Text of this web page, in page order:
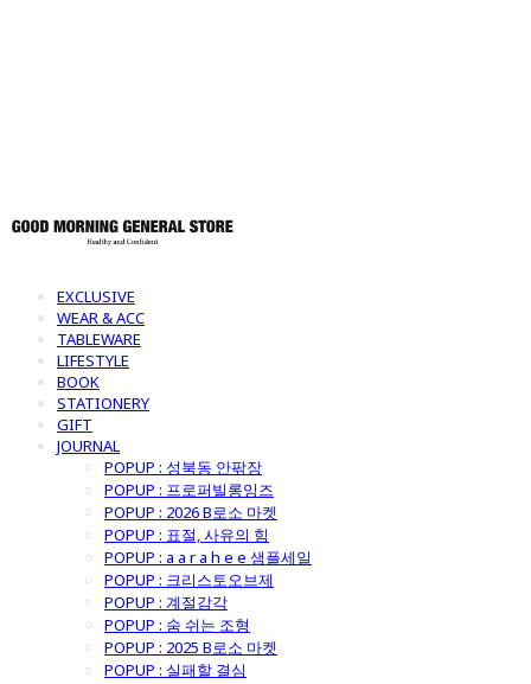
EXCLUSIVE
WEAR & ACC
TABLEWARE
LIFESTYLE
BOOK
STATIONERY
GIFT
JOURNAL
POPUP : 성북동 안팎장
POPUP : 프로퍼빌롱잉즈
POPUP : 2026 B로소 마켓
POPUP : 표절, 사유의 힘
POPUP : a a r a h e e 샘플세일
POPUP : 크리스토오브제
POPUP : 계절감각
POPUP : 숨 쉬는 조형
POPUP : 2025 B로소 마켓
POPUP : 실패할 결심